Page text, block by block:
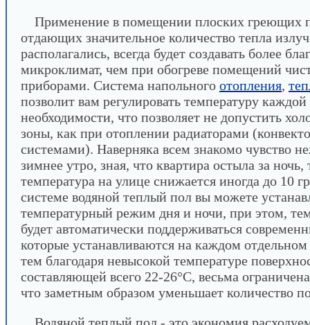
Применение в помещении плоских греющих
отдающих значительное количество тепла
располагались, всегда будет создавать более
микроклимат, чем при обогреве помещений
приборами. Система напольного отопления,
позволит вам регулировать температуру
необходимости, что позволяет не допустить
зоны, как при отоплении радиаторами
системами). Наверняка всем знакомо чувство
зимнее утро, зная, что квартира остыла за
температура на улице снижается иногда до 10
системе водяной теплый пол вы можете
температурный режим дня и ночи, при этом,
будет автоматически поддерживаться
которые устанавливаются на каждом
тем благодаря невысокой температуре
составляющей всего 22-26°C, весьма
что заметным образом уменьшает количество